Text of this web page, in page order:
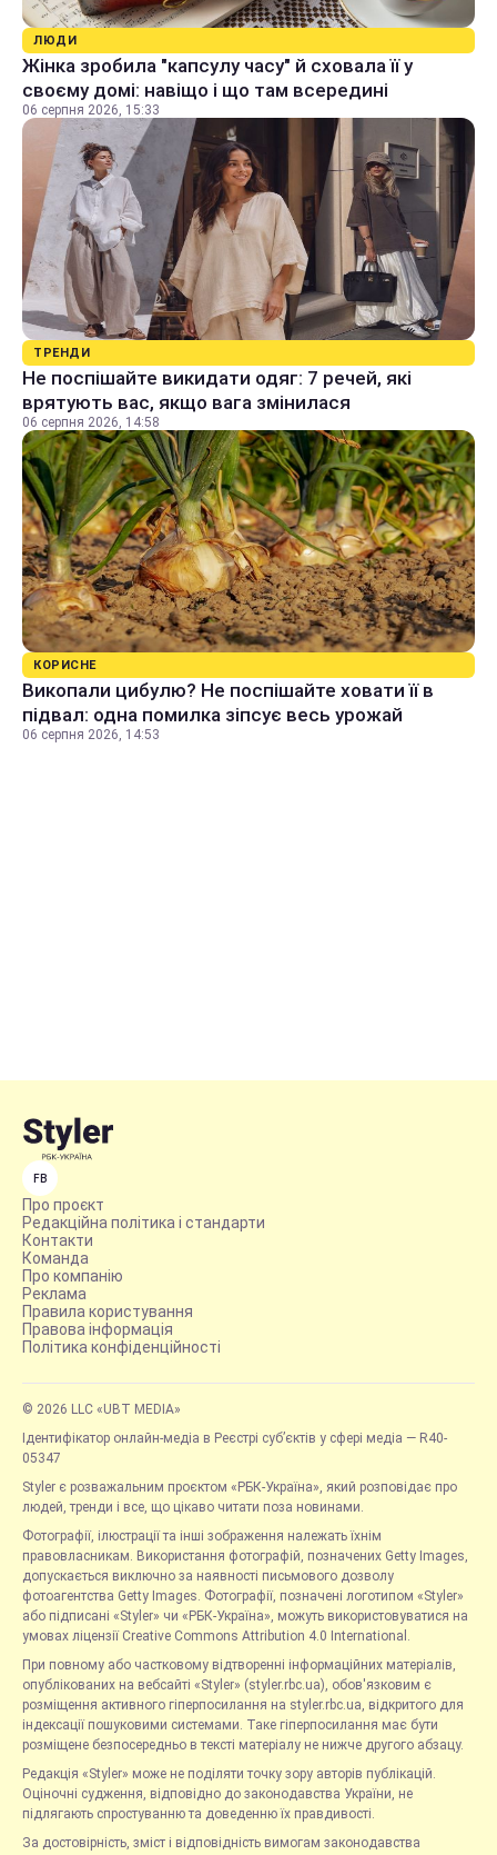
ЛЮДИ
Жінка зробила "капсулу часу" й сховала її у
своєму домі: навіщо і що там всередині
06 серпня 2026, 15:33
ТРЕНДИ
Не поспішайте викидати одяг: 7 речей, які
врятують вас, якщо вага змінилася
06 серпня 2026, 14:58
КОРИСНЕ
Викопали цибулю? Не поспішайте ховати її в
підвал: одна помилка зіпсує весь урожай
06 серпня 2026, 14:53
FB
Про проєкт
Редакційна політика і стандарти
Контакти
Команда
Про компанію
Реклама
Правила користування
Правова інформація
Політика конфіденційності
© 2026 LLC «UBT MEDIA»
Ідентифікатор онлайн-медіа в Реєстрі суб’єктів у сфері медіа — R40-
05347
Styler є розважальним проєктом «РБК-Україна», який розповідає про
людей, тренди і все, що цікаво читати поза новинами.
Фотографії, ілюстрації та інші зображення належать їхнім
правовласникам. Використання фотографій, позначених Getty Images,
допускається виключно за наявності письмового дозволу
фотоагентства Getty Images. Фотографії, позначені логотипом «Styler»
або підписані «Styler» чи «РБК-Україна», можуть використовуватися на
умовах ліцензії Creative Commons Attribution 4.0 International.
При повному або частковому відтворенні інформаційних матеріалів,
опублікованих на вебсайті «Styler» (styler.rbc.ua), обов'язковим є
розміщення активного гіперпосилання на styler.rbc.ua, відкритого для
індексації пошуковими системами. Таке гіперпосилання має бути
розміщене безпосередньо в тексті матеріалу не нижче другого абзацу.
Редакція «Styler» може не поділяти точку зору авторів публікацій.
Оціночні судження, відповідно до законодавства України, не
підлягають спростуванню та доведенню їх правдивості.
За достовірність, зміст і відповідність вимогам законодавства